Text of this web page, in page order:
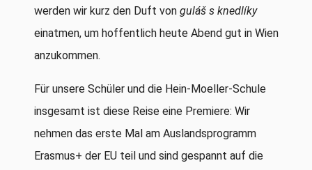
werden wir kurz den Duft von guláš s knedlíky
einatmen, um hoffentlich heute Abend gut in Wien
anzukommen.
Für unsere Schüler und die Hein-Moeller-Schule
insgesamt ist diese Reise eine Premiere: Wir
nehmen das erste Mal am Auslandsprogramm
Erasmus+ der EU teil und sind gespannt auf die